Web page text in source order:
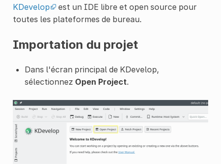
KDevelop
est un IDE libre et open source pour
toutes les plateformes de bureau.
Importation du projet
Dans l'écran principal de KDevelop,
sélectionnez Open Project.